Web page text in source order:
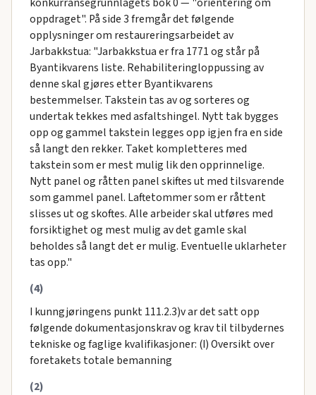
oppdraget". På side 3 fremgår det følgende
opplysninger om restaureringsarbeidet av
Jarbakkstua: "Jarbakkstua er fra 1771 og står på
Byantikvarens liste. Rehabiliteringloppussing av
denne skal gjøres etter Byantikvarens
bestemmelser. Takstein tas av og sorteres og
undertak tekkes med asfaltshingel. Nytt tak bygges
opp og gammel takstein legges opp igjen fra en side
så langt den rekker. Taket kompletteres med
takstein som er mest mulig lik den opprinnelige.
Nytt panel og råtten panel skiftes ut med tilsvarende
som gammel panel. Laftetommer som er råttent
slisses ut og skoftes. Alle arbeider skal utføres med
forsiktighet og mest mulig av det gamle skal
beholdes så langt det er mulig. Eventuelle uklarheter
tas opp."
(4)
I kunngjøringens punkt 111.2.3)v ar det satt opp
følgende dokumentasjonskrav og krav til tilbydernes
tekniske og faglige kvalifikasjoner: (I) Oversikt over
foretakets totale bemanning
(2)